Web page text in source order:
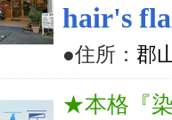
hair's
●住所： 郡
★本格『